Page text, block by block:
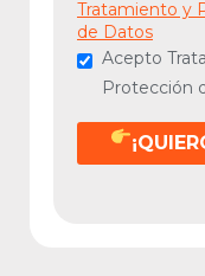
Tratamiento y
de Datos
Acepto
Protección